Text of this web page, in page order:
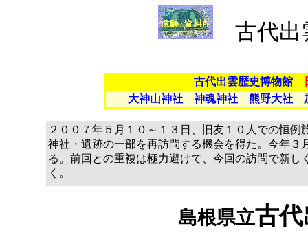
古代出
古代出雲歴史博物館
大神山神社 神魂神社 熊野大社
２００７年５月１０～１３日、旧友１０人での恒
神社・遺跡の一部を再訪問する機会を得た。今年
る。前回との重複は極力避けて、今回の訪問で新
く。
島根県立古